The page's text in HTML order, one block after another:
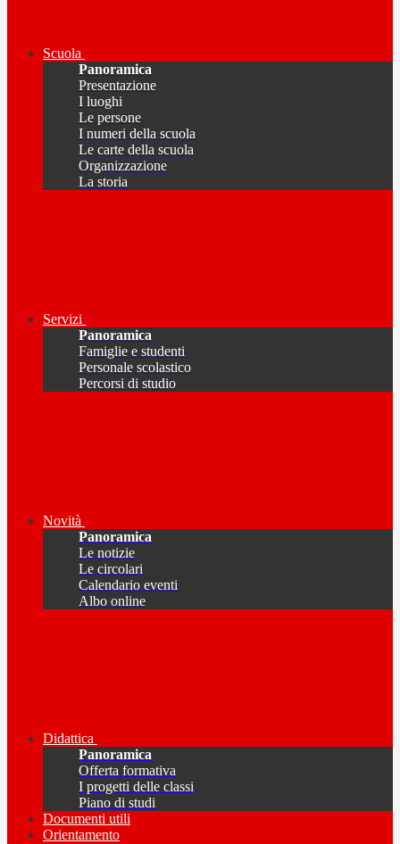
Scuola
Panoramica
Presentazione
I luoghi
Le persone
I numeri della scuola
Le carte della scuola
Organizzazione
La storia
Servizi
Panoramica
Famiglie e studenti
Personale scolastico
Percorsi di studio
Novità
Panoramica
Le notizie
Le circolari
Calendario eventi
Albo online
Didattica
Panoramica
Offerta formativa
I progetti delle classi
Piano di studi
Documenti utili
Orientamento